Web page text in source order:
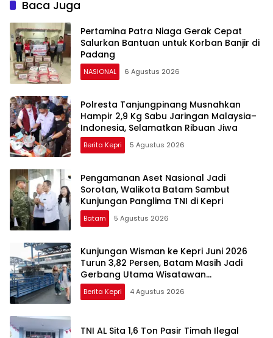
Baca Juga
Pertamina Patra Niaga Gerak Cepat
Salurkan Bantuan untuk Korban Banjir di
Padang
NASIONAL 6 Agustus 2026
Polresta Tanjungpinang Musnahkan
Hampir 2,9 Kg Sabu Jaringan Malaysia–
Indonesia, Selamatkan Ribuan Jiwa
Berita Kepri 5 Agustus 2026
Pengamanan Aset Nasional Jadi
Sorotan, Walikota Batam Sambut
Kunjungan Panglima TNI di Kepri
Batam 5 Agustus 2026
Kunjungan Wisman ke Kepri Juni 2026
Turun 3,82 Persen, Batam Masih Jadi
Gerbang Utama Wisatawan
Mancanegara
Berita Kepri 4 Agustus 2026
TNI AL Sita 1,6 Ton Pasir Timah Ilegal